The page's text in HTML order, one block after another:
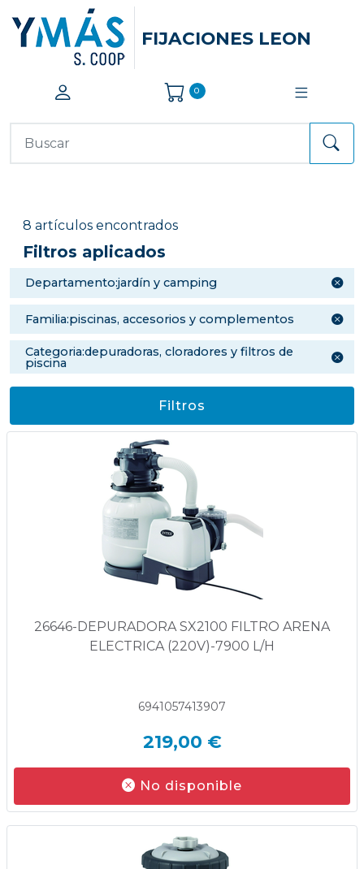
FIJACIONES LEON
0
8 artículos encontrados
Filtros aplicados
departamento:jardín y camping
familia:piscinas, accesorios y complementos
categoria:depuradoras, cloradores y filtros de
piscina
Filtros
26646-DEPURADORA SX2100 FILTRO ARENA
ELECTRICA (220V)-7900 L/H
6941057413907
219,00 €
No disponible